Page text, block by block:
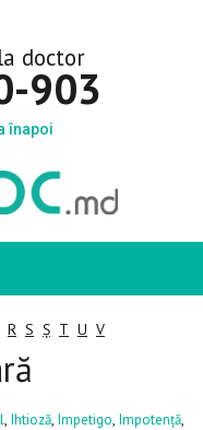
doctor
903
înapoi
R S Ș T U V
, Ihtioză, Impetigo, Impotență,